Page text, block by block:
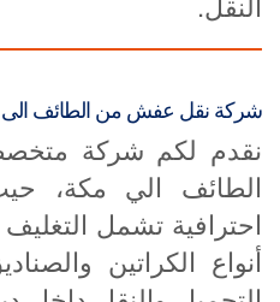
شركة نقل عفش من الطائف الى
نقدم لكم شركة
الطائف الي مكة،
احترافية تشمل
أنواع الكراتين